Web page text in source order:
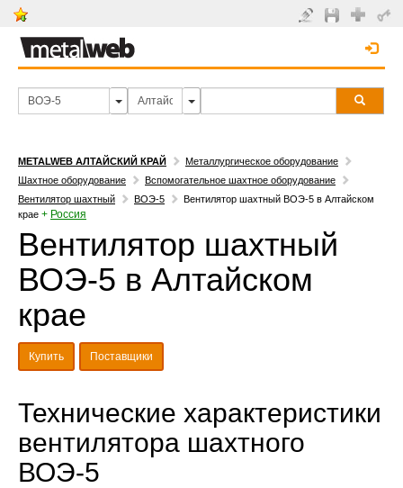
METALWEB АЛТАЙСКИЙ КРАЙ
Металлургическое оборудование
Шахтное оборудование
Вспомогательное шахтное оборудование
Вентилятор шахтный
ВОЭ-5
Вентилятор шахтный ВОЭ-5 в Алтайском
крае + Россия
Вентилятор шахтный
ВОЭ-5 в Алтайском
крае
Купить Поставщики
Технические характеристики
вентилятора шахтного
ВОЭ-5